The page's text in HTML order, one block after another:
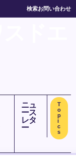
検索お問い合わせ
ニュ
ース
レタ
ー
T
o
p
i
c
s